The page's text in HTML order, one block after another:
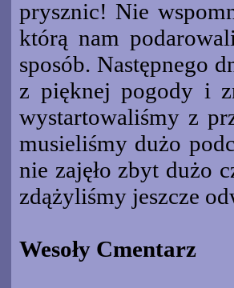
prysznic! Nie
którą nam
sposób. Następnego
z pięknej pogody i
wystartowaliśmy z
musieliśmy dużo
nie zajęło zbyt dużo
zdążyliśmy jeszcze
Wesoły Cmentarz